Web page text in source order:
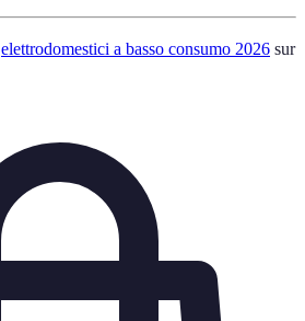
elettrodomestici a basso consumo 2026 sur